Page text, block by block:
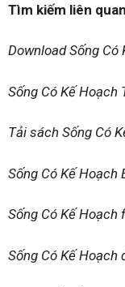
Tìm kiếm liên quan
Download Sống Có
Sống Có Kế Hoạch
Tải sách Sống Có
Sống Có Kế Hoạch
Sống Có Kế Hoạch
Sống Có Kế Hoạch